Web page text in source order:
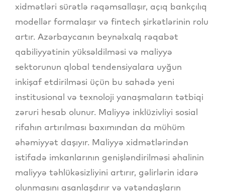
xidmətləri sürətlə rəqəmsallaşır, açıq bankçılıq
modellər formalaşır və fintech şirkətlərinin rolu
artır. Azərbaycanın beynəlxalq rəqabət
qabiliyyətinin yüksəldilməsi və maliyyə
sektorunun qlobal tendensiyalara uyğun
inkişaf etdirilməsi üçün bu sahədə yeni
institusional və texnoloji yanaşmaların tətbiqi
zəruri hesab olunur. Maliyyə inklüzivliyi sosial
rifahın artırılması baxımından da mühüm
əhəmiyyət daşıyır. Maliyyə xidmətlərindən
istifadə imkanlarının genişləndirilməsi əhalinin
maliyyə təhlükəsizliyini artırır, gəlirlərin idarə
olunmasını asanlaşdırır və vətəndaşların